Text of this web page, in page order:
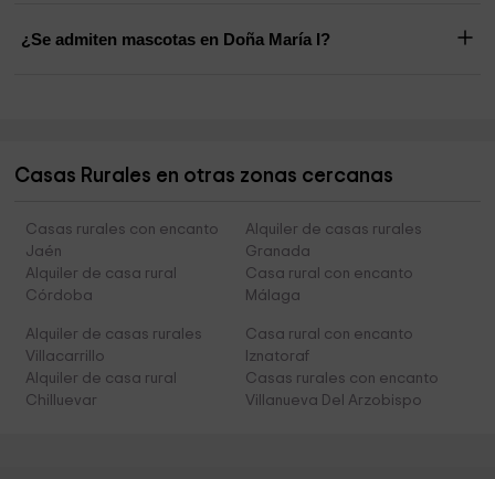
¿Se admiten mascotas en Doña María I?
Casas Rurales en otras zonas cercanas
Casas rurales con encanto
Jaén
Alquiler de casas rurales
Granada
Alquiler de casa rural
Córdoba
Casa rural con encanto
Málaga
Alquiler de casas rurales
Villacarrillo
Casa rural con encanto
Iznatoraf
Alquiler de casa rural
Chilluevar
Casas rurales con encanto
Villanueva Del Arzobispo